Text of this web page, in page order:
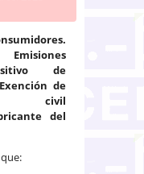
de
de
civil
del